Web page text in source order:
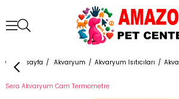
Anasayfa Akvaryum Akvaryum Isıtıcıları
Sera Akvaryum Cam Termometre